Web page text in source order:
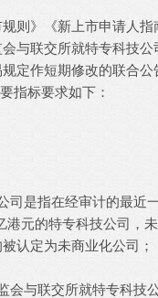
则》《新上市申请人指
与联交所就特专科技
定作短期修改的联合
指标要求如下：
司是指在经审计的最近
港元的特专科技公司，
认定为未商业化公司；
会与联交所就特专科技